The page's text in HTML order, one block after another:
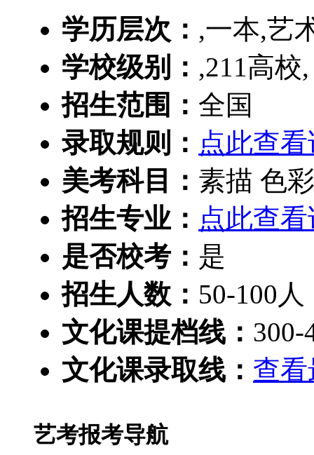
学历层次： ,一本,艺
学校级别： ,211高校,
招生范围： 全国
录取规则： 点此查
美考科目： 素描 色
招生专业： 点此查
是否校考： 是
招生人数： 50-100人
文化课提档线： 300-
文化课录取线： 查
艺考报考导航